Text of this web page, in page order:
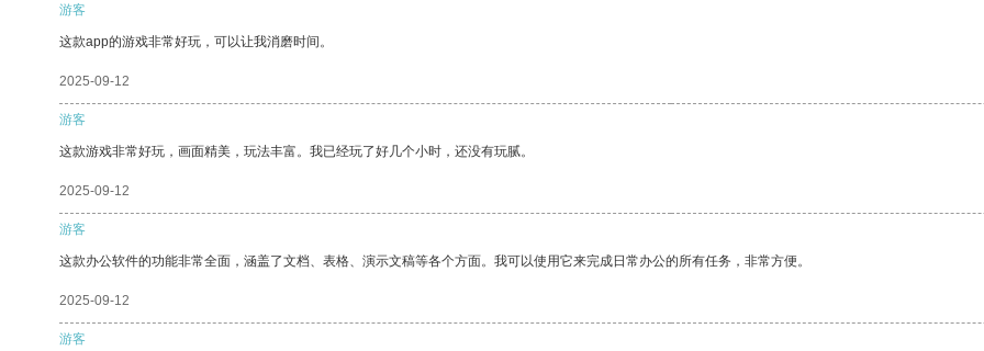
游客
这款app的游戏非常好玩，可以让我消磨时间。
2025-09-12
游客
这款游戏非常好玩，画面精美，玩法丰富。我已经玩了好几个小时，还没有玩腻。
2025-09-12
游客
这款办公软件的功能非常全面，涵盖了文档、表格、演示文稿等各个方面。我可以使用它来完成日常办公的所有任务，非常方便。
2025-09-12
游客